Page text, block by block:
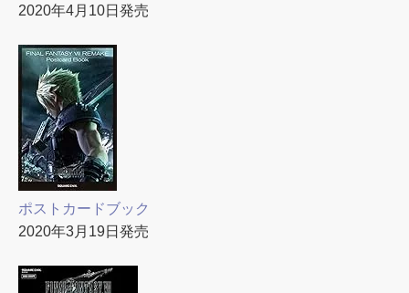
2020年4月10日発売
ポストカードブック
2020年3月19日発売